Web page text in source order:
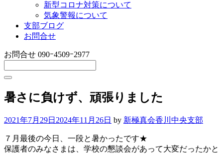
新型コロナ対策について
気象警報について
支部ブログ
お問合せ
お問合せ 090ｰ4509ｰ2977
暑さに負けず、頑張りました
2021年7月29日 2024年11月26日 by 新極真会香川中央支部
７月最後の今日、一段と暑かったです★
保護者のみなさまは、学校の懇談会があって大変だったかと